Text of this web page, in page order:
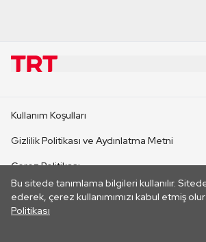
Bu sitede tanımlama bilgileri kullanılır.
ederek, çerez kullanımımızı kabul etmiş
Politikası
CANLI YAYINLAR
Kullanım Koşulları
Gizlilik Politikası ve Aydınlatma Metni
Çerez Politikası
İletişim
Her hakkı saklıdır. ©2026 TRT. Bağlantı